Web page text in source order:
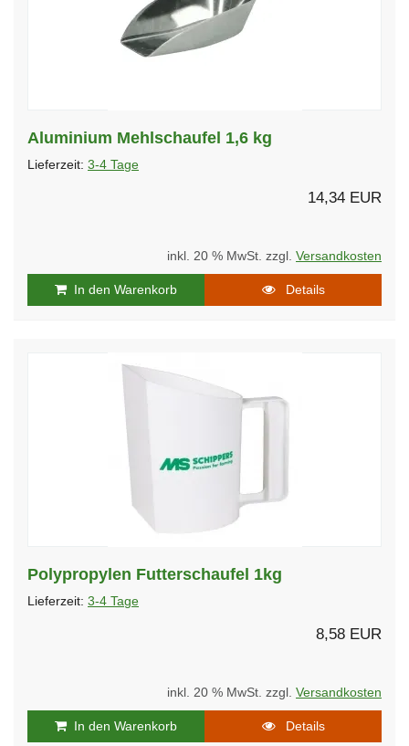
Aluminium Mehlschaufel 1,6 kg
Lieferzeit: 3-4 Tage
14,34 EUR
inkl. 20 % MwSt. zzgl. Versandkosten
In den Warenkorb Details
Polypropylen Futterschaufel 1kg
Lieferzeit: 3-4 Tage
8,58 EUR
inkl. 20 % MwSt. zzgl. Versandkosten
In den Warenkorb Details